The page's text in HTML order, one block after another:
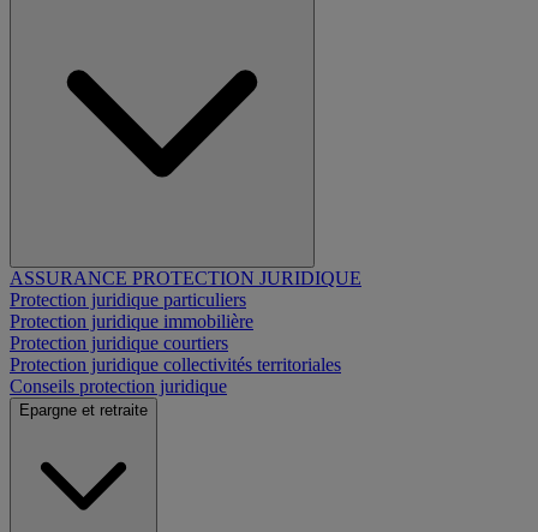
ASSURANCE PROTECTION JURIDIQUE
Protection juridique particuliers
Protection juridique immobilière
Protection juridique courtiers
Protection juridique collectivités territoriales
Conseils protection juridique
Epargne et retraite